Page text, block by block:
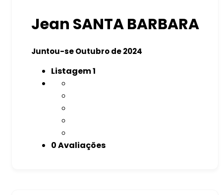
Jean SANTA BARBARA
Juntou-se Outubro de 2024
Listagem1
0 Avaliações